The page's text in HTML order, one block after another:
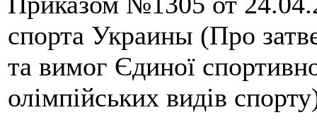
спорта Украины (Про
та вимог Єдиної
олімпійських видів